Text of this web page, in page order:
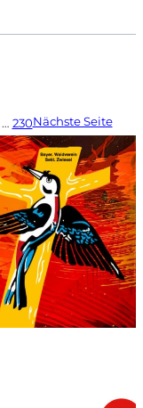
… 230Nächste Seite